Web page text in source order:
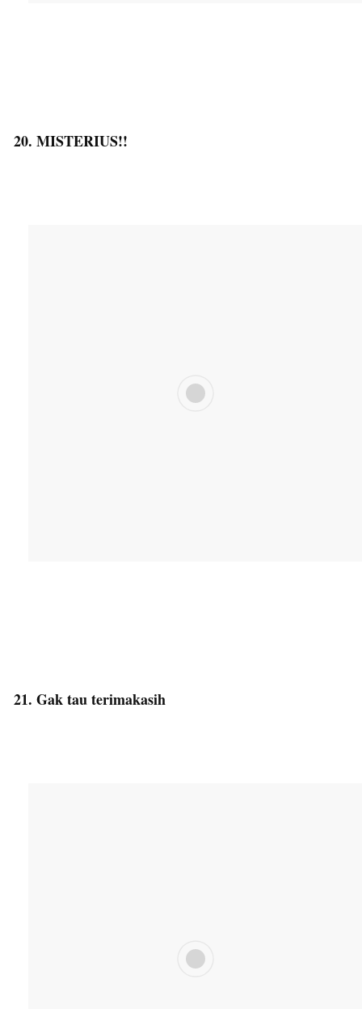
20. MISTERIUS!!
21. Gak tau terimakasih